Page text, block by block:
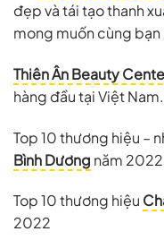
đẹp và tái tạo thanh
mong muốn cùng
Thiên Ân Beauty
hàng đầu tại Việt Nam.
Top 10 thương hiệu –
Bình Dương năm 2022
Top 10 thương hiệu
2022